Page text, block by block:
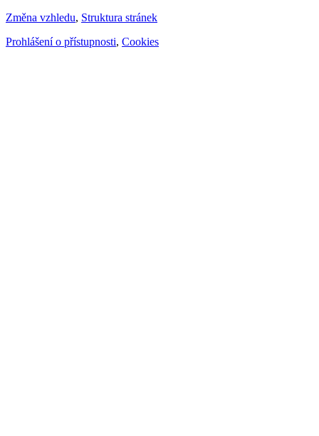
Změna vzhledu, Struktura stránek
Prohlášení o přístupnosti, Cookies